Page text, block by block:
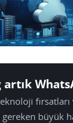
fırsatları
gereken büyük